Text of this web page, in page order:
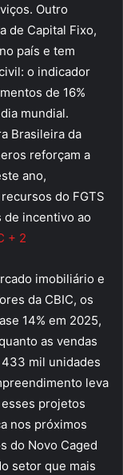
Outro
de Capital Fixo,
país e tem
o indicador
de 16%
mundial.
Brasileira da
reforçam a
ano,
do FGTS
de incentivo ao
+ 2
imobiliário e
da CBIC, os
14% em 2025,
as vendas
433 mil unidades
leva
projetos
nos próximos
do Novo Caged
setor que mais